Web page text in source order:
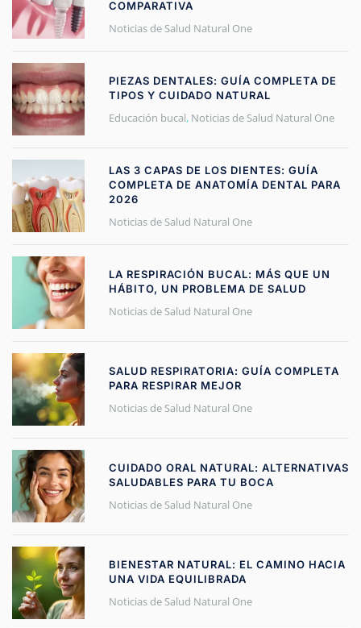
COMPARATIVA
Noticias de Salud Natural One
PIEZAS DENTALES: GUÍA COMPLETA DE
TIPOS Y CUIDADO NATURAL
Educación bucal, Noticias de Salud Natural One
LAS 3 CAPAS DE LOS DIENTES: GUÍA
COMPLETA DE ANATOMÍA DENTAL PARA
2026
Noticias de Salud Natural One
LA RESPIRACIÓN BUCAL: MÁS QUE UN
HÁBITO, UN PROBLEMA DE SALUD
Noticias de Salud Natural One
SALUD RESPIRATORIA: GUÍA COMPLETA
PARA RESPIRAR MEJOR
Noticias de Salud Natural One
CUIDADO ORAL NATURAL: ALTERNATIVAS
SALUDABLES PARA TU BOCA
Noticias de Salud Natural One
BIENESTAR NATURAL: EL CAMINO HACIA
UNA VIDA EQUILIBRADA
Noticias de Salud Natural One